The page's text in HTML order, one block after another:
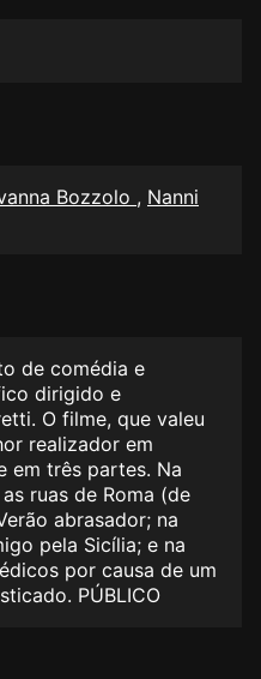
Bozzolo , Nanni
de comédia e
dirigido e
O filme, que valeu
realizador em
em três partes. Na
ruas de Roma (de
abrasador; na
pela Sicília; e na
por causa de um
PÚBLICO